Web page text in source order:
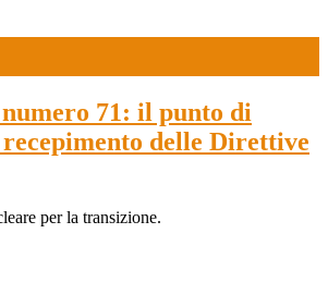
71: il punto di
recepimento delle Direttive
per la transizione.